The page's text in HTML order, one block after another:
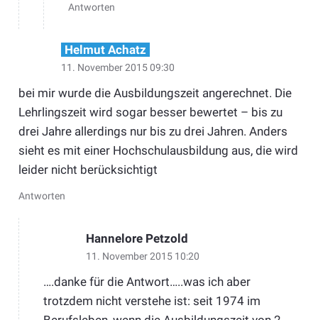
Antworten
Helmut Achatz
11. November 2015 09:30
bei mir wurde die Ausbildungszeit angerechnet. Die
Lehrlingszeit wird sogar besser bewertet – bis zu
drei Jahre allerdings nur bis zu drei Jahren. Anders
sieht es mit einer Hochschulausbildung aus, die wird
leider nicht berücksichtigt
Antworten
Hannelore Petzold
11. November 2015 10:20
….danke für die Antwort…..was ich aber
trotzdem nicht verstehe ist: seit 1974 im